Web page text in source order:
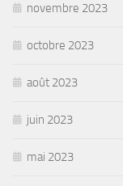
novembre 2023
octobre 2023
août 2023
juin 2023
mai 2023